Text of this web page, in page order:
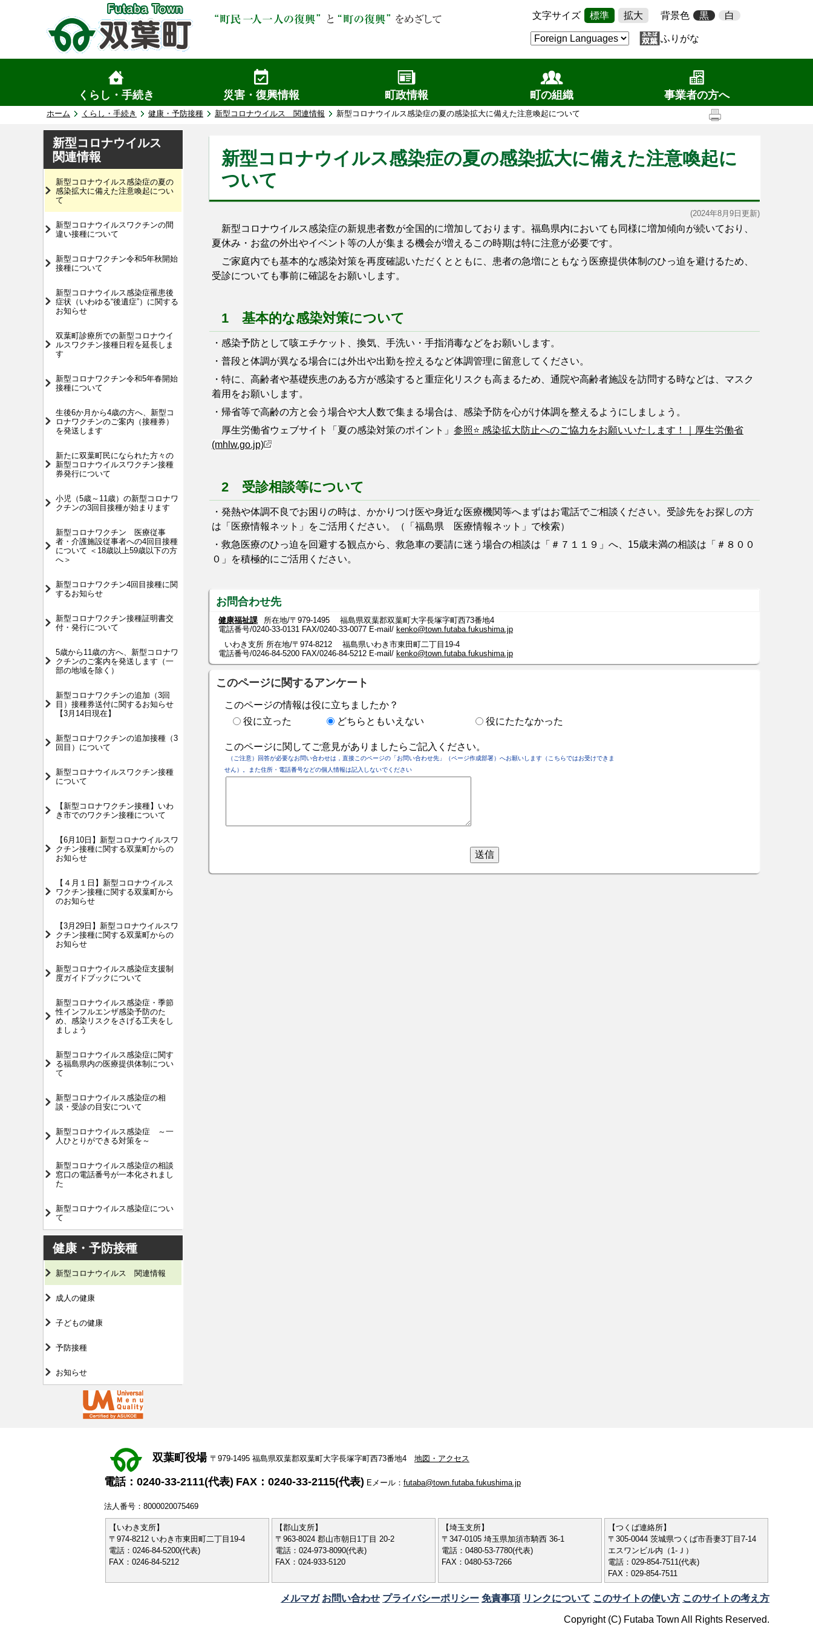
文字サイズ 標準 拡大 背景色 黒 白
ふりがな
くらし・手続き 災害・復興情報 町政情報 町の組織 事業者の方へ
ホーム くらし・手続き 健康・予防接種 新型コロナウイルス 関連情報 新型コロナウイルス感染症の夏の感染拡大に備えた注意喚起について
新型コロナウイルス
関連情報
新型コロナウイルス感染症の夏の
感染拡大に備えた注意喚起につい
て
新型コロナウイルスワクチンの間
違い接種について
新型コロナワクチン令和5年秋開始
接種について
新型コロナウイルス感染症罹患後
症状（いわゆる“後遺症”）に関する
お知らせ
双葉町診療所での新型コロナウイ
ルスワクチン接種日程を延長しま
す
新型コロナワクチン令和5年春開始
接種について
生後6か月から4歳の方へ、新型コ
ロナワクチンのご案内（接種券）
を発送します
新たに双葉町民になられた方々の
新型コロナウイルスワクチン接種
券発行について
小児（5歳～11歳）の新型コロナワ
クチンの3回目接種が始まります
新型コロナワクチン 医療従事
者・介護施設従事者への4回目接種
について ＜18歳以上59歳以下の方
へ＞
新型コロナワクチン4回目接種に関
するお知らせ
新型コロナワクチン接種証明書交
付・発行について
5歳から11歳の方へ、新型コロナワ
クチンのご案内を発送します（一
部の地域を除く）
新型コロナワクチンの追加（3回
目）接種券送付に関するお知らせ
【3月14日現在】
新型コロナワクチンの追加接種（3
回目）について
新型コロナウイルスワクチン接種
について
【新型コロナワクチン接種】いわ
き市でのワクチン接種について
【6月10日】新型コロナウイルスワ
クチン接種に関する双葉町からの
お知らせ
【４月１日】新型コロナウイルス
ワクチン接種に関する双葉町から
のお知らせ
【3月29日】新型コロナウイルスワ
クチン接種に関する双葉町からの
お知らせ
新型コロナウイルス感染症支援制
度ガイドブックについて
新型コロナウイルス感染症・季節
性インフルエンザ感染予防のた
め、感染リスクをさげる工夫をし
ましょう
新型コロナウイルス感染症に関す
る福島県内の医療提供体制につい
て
新型コロナウイルス感染症の相
談・受診の目安について
新型コロナウイルス感染症 ～一
人ひとりができる対策を～
新型コロナウイルス感染症の相談
窓口の電話番号が一本化されまし
た
新型コロナウイルス感染症につい
て
健康・予防接種
新型コロナウイルス 関連情報
成人の健康
子どもの健康
予防接種
お知らせ
新型コロナウイルス感染症の夏の感染拡大に備えた注意喚起に
ついて
(2024年8月9日更新)
新型コロナウイルス感染症の新規患者数が全国的に増加しております。福島県内においても同様に増加傾向が続いており、
夏休み・お盆の外出やイベント等の人が集まる機会が増えるこの時期は特に注意が必要です。
ご家庭内でも基本的な感染対策を再度確認いただくとともに、患者の急増にともなう医療提供体制のひっ迫を避けるため、
受診についても事前に確認をお願いします。
1 基本的な感染対策について
・感染予防として咳エチケット、換気、手洗い・手指消毒などをお願いします。
・普段と体調が異なる場合には外出や出勤を控えるなど体調管理に留意してください。
・特に、高齢者や基礎疾患のある方が感染すると重症化リスクも高まるため、通院や高齢者施設を訪問する時などは、マスク
着用をお願いします。
・帰省等で高齢の方と会う場合や大人数で集まる場合は、感染予防を心がけ体調を整えるようにしましょう。
厚生労働省ウェブサイト「夏の感染対策のポイント」 参照⭐ 感染拡大防止へのご協力をお願いいたします！｜厚生労働省
(mhlw.go.jp)
2 受診相談等について
・発熱や体調不良でお困りの時は、かかりつけ医や身近な医療機関等へまずはお電話でご相談ください。受診先をお探しの方
は「医療情報ネット」をご活用ください。（「福島県 医療情報ネット」で検索）
・救急医療のひっ迫を回避する観点から、救急車の要請に迷う場合の相談は「＃７１１９」へ、15歳未満の相談は「＃８００
０」を積極的にご活用ください。
お問合わせ先
健康福祉課
所在地/〒979-1495 福島県双葉郡双葉町大字長塚字町西73番地4
電話番号/0240-33-0131 FAX/0240-33-0077 E-mail/ kenko@town.futaba.fukushima.jp
いわき支所 所在地/〒974-8212 福島県いわき市東田町二丁目19-4
電話番号/0246-84-5200 FAX/0246-84-5212 E-mail/ kenko@town.futaba.fukushima.jp
このページに関するアンケート
このページの情報は役に立ちましたか？
役に立った
どちらともいえない 役にたたなかった
このページに関してご意見がありましたらご記入ください。
（ご注意）回答が必要なお問い合わせは，直接このページの「お問い合わせ先」（ページ作成部署）へお願いします（こちらではお受けできま
せん）。また住所・電話番号などの個人情報は記入しないでください
双葉町役場 〒979-1495 福島県双葉郡双葉町大字長塚字町西73番地4 地図・アクセス
電話：0240-33-2111(代表) FAX：0240-33-2115(代表) Eメール： futaba@town.futaba.fukushima.jp
法人番号：8000020075469
【いわき支所】
〒974-8212 いわき市東田町二丁目19-4
電話：0246-84-5200(代表)
FAX：0246-84-5212
【郡山支所】
〒963-8024 郡山市朝日1丁目 20-2
電話：024-973-8090(代表)
FAX：024-933-5120
【埼玉支所】
〒347-0105 埼玉県加須市騎西 36-1
電話：0480-53-7780(代表)
FAX：0480-53-7266
【つくば連絡所】
〒305-0044 茨城県つくば市吾妻3丁目7-14
エスワンビル内（1-Ｊ）
電話：029-854-7511(代表)
FAX：029-854-7511
メルマガ お問い合わせ プライバシーポリシー 免責事項 リンクについて このサイトの使い方 このサイトの考え方
Copyright (C) Futaba Town All Rights Reserved.